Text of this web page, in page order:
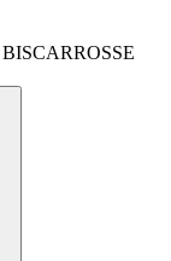
BISCARROSSE